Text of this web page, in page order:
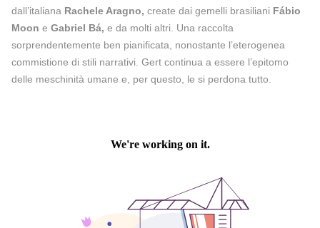
dall’italiana Rachele Aragno, create dai gemelli brasiliani Fábio
Moon e Gabriel Bá, e da molti altri. Una raccolta
sorprendentemente ben pianificata, nonostante l’eterogenea
commistione di stili narrativi. Gert continua a essere l’epitomo
delle meschinità umane e, per questo, le si perdona tutto.